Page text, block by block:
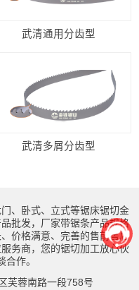
武清通用分齿型
武清多屑分齿型
、卧式、立式等锯床锯切金
批发，厂家带锯条产品规格
价格满意、完善的售前售后
务商，您的锯切加工放心伙
作。
芙蓉南路一段758号